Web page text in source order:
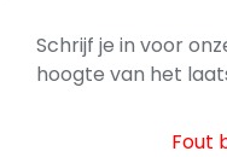
Schrijf je in voor
hoogte van het
Fout